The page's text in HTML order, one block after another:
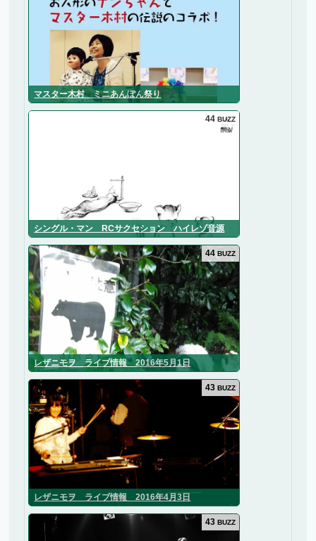
マスター木村 ミニあんぽん祭り
シングル・マン RCサクセション ハイレゾ音源
44 BUZZ
レザニモヲ ライブ情報 2016年5月1日
44 BUZZ
レザニモヲ ライブ情報 2016年4月3日
43 BUZZ
43 BUZZ